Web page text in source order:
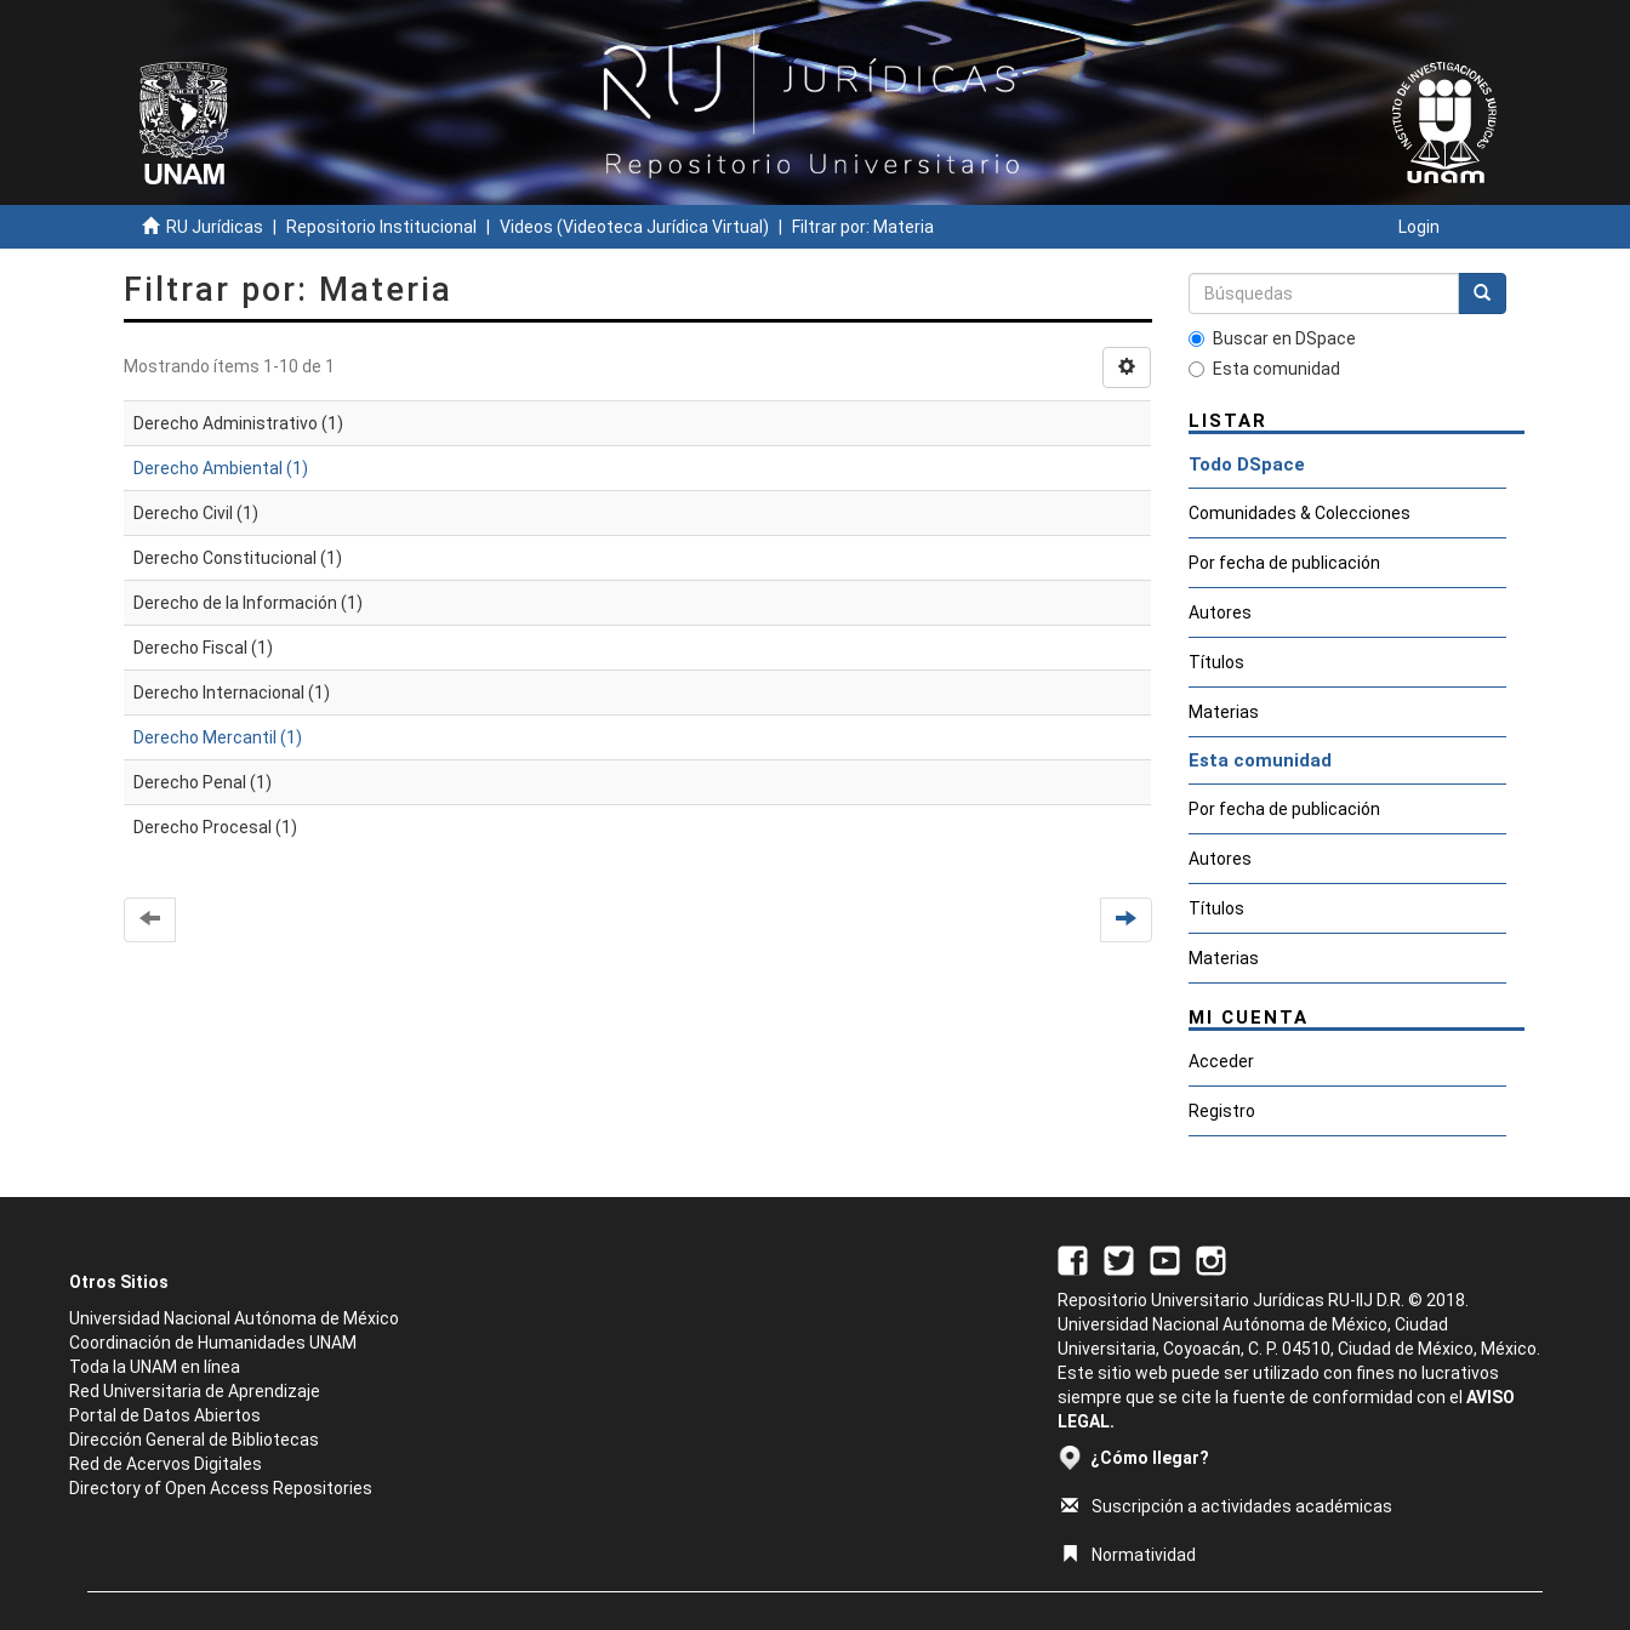
RU Jurídicas Repositorio Institucional Videos (Videoteca Jurídica Virtual) Filtrar por: Materia Login
Filtrar por: Materia
Mostrando ítems 1-10 de 1
Derecho Administrativo (1)
Derecho Ambiental (1)
Derecho Civil (1)
Derecho Constitucional (1)
Derecho de la Información (1)
Derecho Fiscal (1)
Derecho Internacional (1)
Derecho Mercantil (1)
Derecho Penal (1)
Derecho Procesal (1)
Buscar en DSpace
Esta comunidad
LISTAR
Todo DSpace
Comunidades & Colecciones
Por fecha de publicación
Autores
Títulos
Materias
Esta comunidad
Por fecha de publicación
Autores
Títulos
Materias
MI CUENTA
Acceder
Registro
Otros Sitios
Universidad Nacional Autónoma de México
Coordinación de Humanidades UNAM
Toda la UNAM en línea
Red Universitaria de Aprendizaje
Portal de Datos Abiertos
Dirección General de Bibliotecas
Red de Acervos Digitales
Directory of Open Access Repositories
Repositorio Universitario Jurídicas RU-IIJ D.R. © 2018.
Universidad Nacional Autónoma de México, Ciudad
Universitaria, Coyoacán, C. P. 04510, Ciudad de México, México.
Este sitio web puede ser utilizado con fines no lucrativos
siempre que se cite la fuente de conformidad con el AVISO
LEGAL.
¿Cómo llegar?
Suscripción a actividades académicas
Normatividad